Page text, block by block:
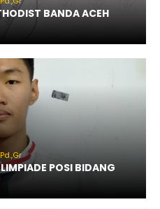
BANDA ACEH
POSI BIDANG